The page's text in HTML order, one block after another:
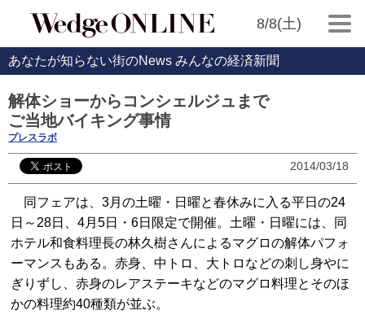
8/8(土)
あなたが知らない街のNews みんなの経済新聞
解体ショーからコンシェルジュまで
ご当地バイキング事情
プレスラボ
2014/03/18
同フェアは、3月の土曜・日曜と春休みに入る平日の24
日～28日、4月5日・6日限定で開催。土曜・日曜には、同
ホテル和食料理長の林久樹さんによるマグロの解体パフォ
ーマンスもある。赤身、中トロ、大トロなどの刺し身やに
ぎりずし、赤身のレアステーキなどのマグロ料理とそのほ
かの料理約40種類が並ぶ。